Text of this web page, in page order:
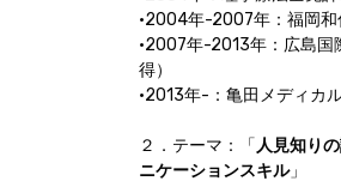
•2004年-2007年：福岡和
•2007年-2013年：広島国
得）
•2013年-：亀田メディカ
２．テーマ：「 人見知り
ニケーションスキル」